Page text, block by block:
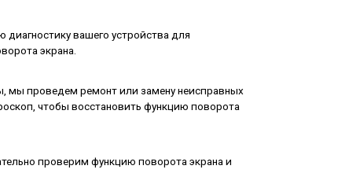
вашего устройства для
экрана.
мы проведем ремонт или замену неисправных
чтобы восстановить функцию поворота
проверим функцию поворота экрана и